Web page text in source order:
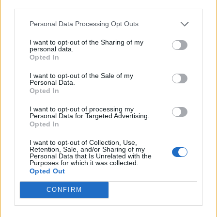
Personal Data Processing Opt Outs
I want to opt-out of the Sharing of my
personal data.
Opted In
I want to opt-out of the Sale of my
Personal Data.
Opted In
I want to opt-out of processing my
Personal Data for Targeted Advertising.
Opted In
I want to opt-out of Collection, Use,
Retention, Sale, and/or Sharing of my
Personal Data that Is Unrelated with the
Purposes for which it was collected.
Opted Out
CONFIRM
banorët e Barabit–Lluban,
raportohen shpërthime
20-vjeçarit në Korçë
Moskës dhe Kievit
armëpushim në Detin e Zi
protesta kundër klasës
politike: “Nesër më